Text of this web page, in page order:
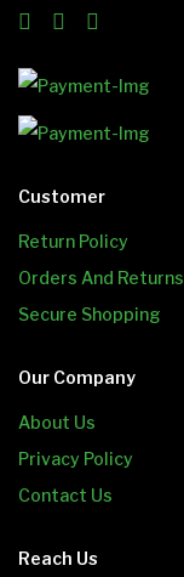
Customer
Return Policy
Orders And Returns
Secure Shopping
Our Company
About Us
Privacy Policy
Contact Us
Reach Us